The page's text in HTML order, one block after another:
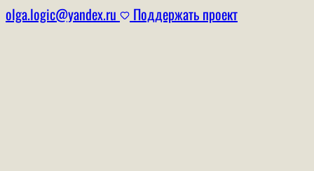
olga.logic@yandex.ru Поддержать проект